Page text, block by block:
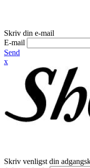
Skriv din e-mail
E-mail
Send
x
Skriv venligst din